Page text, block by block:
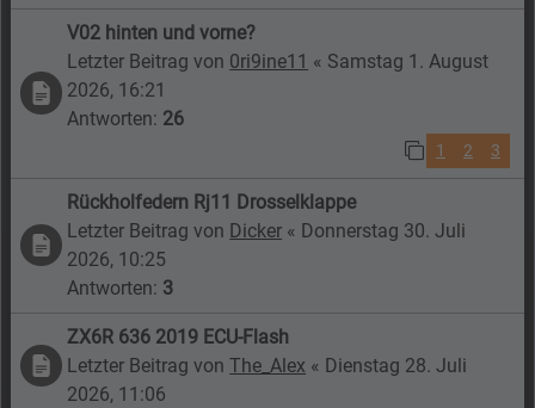
V02 hinten und vorne?
Letzter Beitrag von 0ri9ine11 « Samstag 1. August
2026, 16:21
Antworten: 26
1 2 3
Rückholfedern Rj11 Drosselklappe
Letzter Beitrag von Dicker « Donnerstag 30. Juli
2026, 10:25
Antworten: 3
ZX6R 636 2019 ECU-Flash
Letzter Beitrag vonThe_Alex « Dienstag 28. Juli
2026, 11:06